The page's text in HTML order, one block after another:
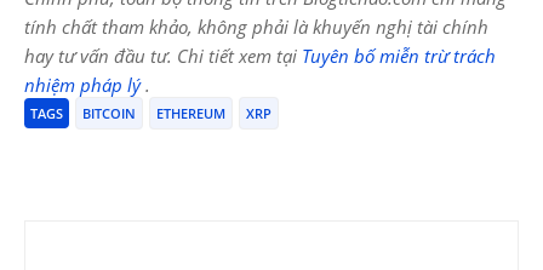
tính chất tham khảo, không phải là khuyến nghị tài chính
hay tư vấn đầu tư. Chi tiết xem tại Tuyên bố miễn trừ trách
nhiệm pháp lý.
TAGS BITCOIN ETHEREUM XRP